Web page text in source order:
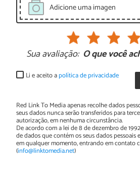
Adicione uma imagen
Sua avaliação: O que você
Li e aceito apolítica de privacidade
Red Link To Media apenas recolhe dados
seus dados nunca serão transferidos para
autorização, em nenhuma circunstância.
De acordo com a lei de 8 de dezembro de
de dados que contém os seus dados pessoais
em qualquer momento, entrando em contato
(info@linktomedia.net)